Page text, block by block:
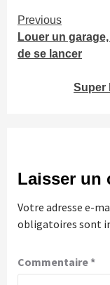
Continue
Reading
Previous
Louer un
de se lancer
Super
Laisser un
Votre adresse e-
obligatoires sont
Commentaire*